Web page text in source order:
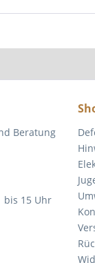
Beratung
bis 15 Uhr